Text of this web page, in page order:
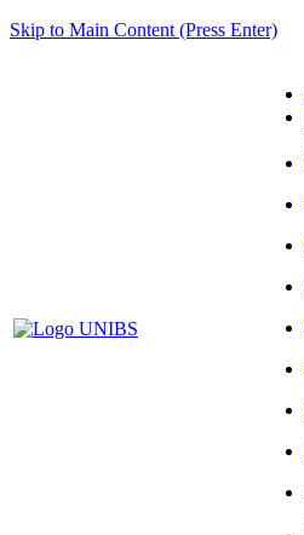
Skip to Main Content (Press Enter)